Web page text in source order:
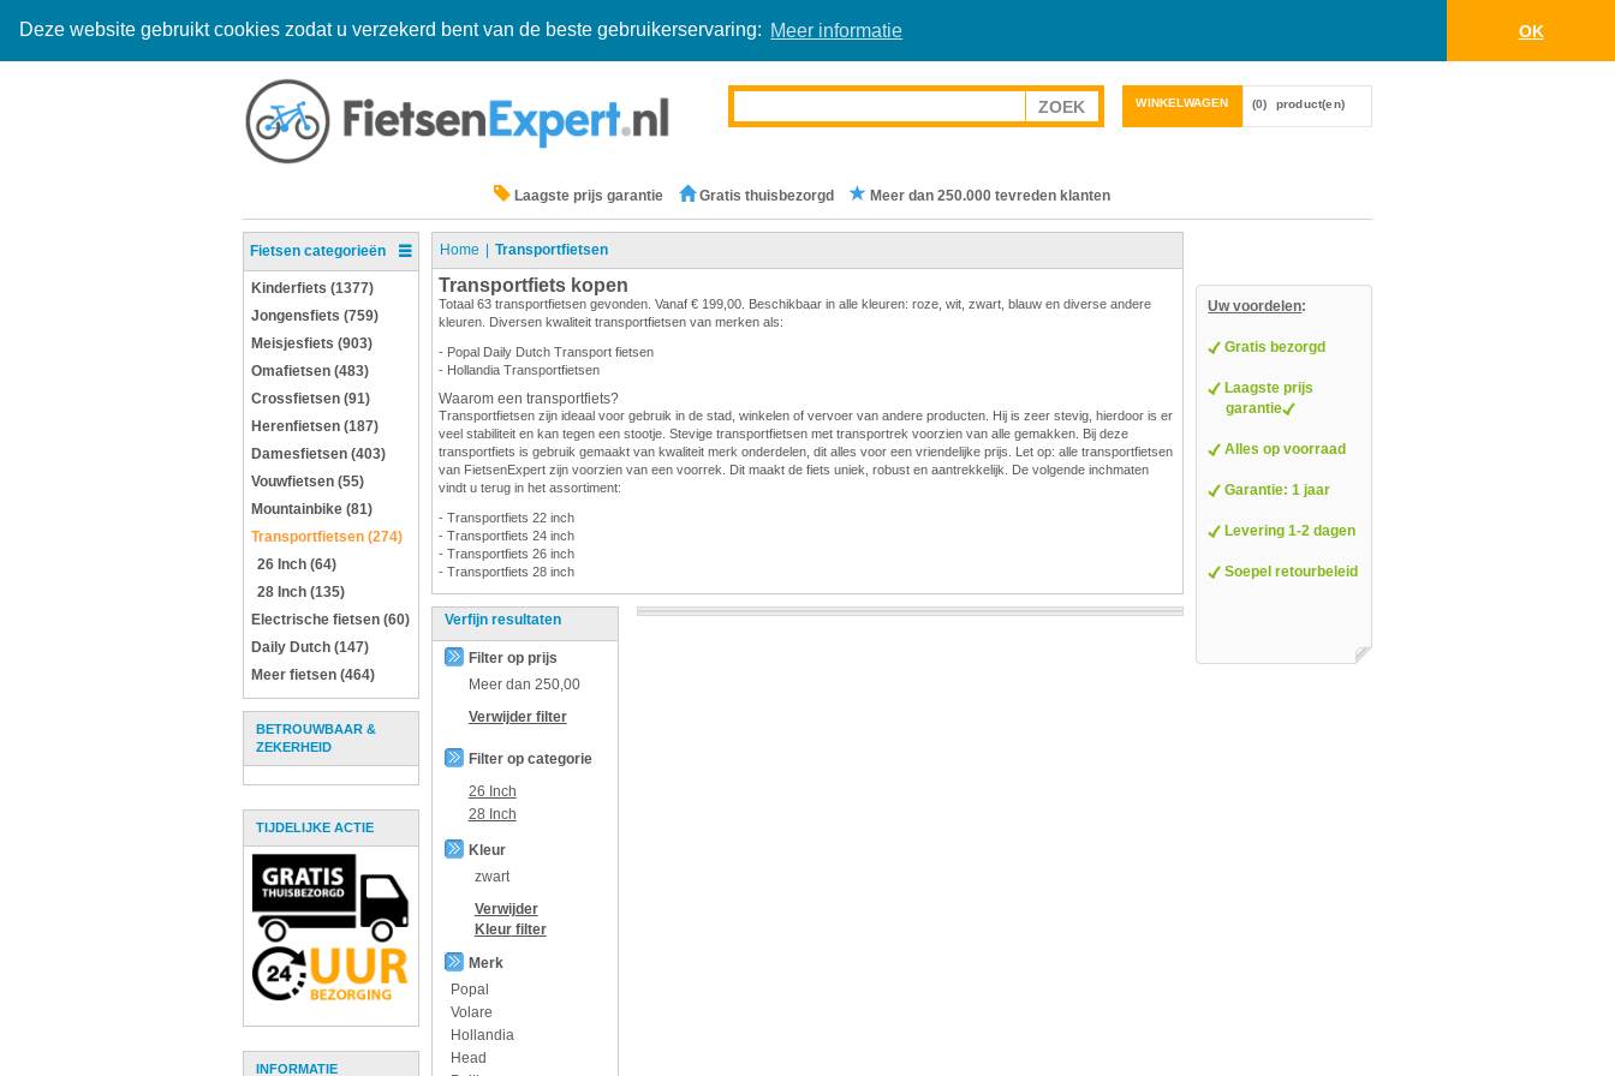
Deze website gebruikt cookies zodat u verzekerd bent van de beste gebruikerservaring: Meer informatie OK
WINKELWAGEN (0) product(en)
Laagste prijs garantie Gratis thuisbezorgd Meer dan 250.000 tevreden klanten
Fietsen categorieën
Kinderfiets (1377)
Jongensfiets (759)
Meisjesfiets (903)
Omafietsen (483)
Crossfietsen (91)
Herenfietsen (187)
Damesfietsen (403)
Vouwfietsen (55)
Mountainbike (81)
Transportfietsen (274)
26 Inch (64)
28 Inch (135)
Electrische fietsen (60)
Daily Dutch (147)
Meer fietsen (464)
BETROUWBAAR &
ZEKERHEID
TIJDELIJKE ACTIE
INFORMATIE
Home Transportfietsen
Transportfiets kopen
Totaal 63 transportfietsen gevonden. Vanaf € 199,00. Beschikbaar in alle kleuren: roze, wit, zwart, blauw en diverse andere
kleuren. Diversen kwaliteit transportfietsen van merken als:
- Popal Daily Dutch Transport fietsen
- Hollandia Transportfietsen
Waarom een transportfiets?
Transportfietsen zijn ideaal voor gebruik in de stad, winkelen of vervoer van andere producten. Hij is zeer stevig, hierdoor is er
veel stabiliteit en kan tegen een stootje. Stevige transportfietsen met transportrek voorzien van alle gemakken. Bij deze
transportfiets is gebruik gemaakt van kwaliteit merk onderdelen, dit alles voor een vriendelijke prijs. Let op: alle transportfietsen
van FietsenExpert zijn voorzien van een voorrek. Dit maakt de fiets uniek, robust en aantrekkelijk. De volgende inchmaten
vindt u terug in het assortiment:
- Transportfiets 22 inch
- Transportfiets 24 inch
- Transportfiets 26 inch
- Transportfiets 28 inch
Verfijn resultaten
Filter op prijs
Meer dan 250,00
Verwijder filter
Filter op categorie
26 Inch
28 Inch
Kleur
zwart
Verwijder
Kleurfilter
Merk
Popal
Volare
Hollandia
Head
Uw voordelen:
Gratis bezorgd
Laagste prijs
garantie
Alles op voorraad
Garantie: 1 jaar
Levering 1-2 dagen
Soepel retourbeleid